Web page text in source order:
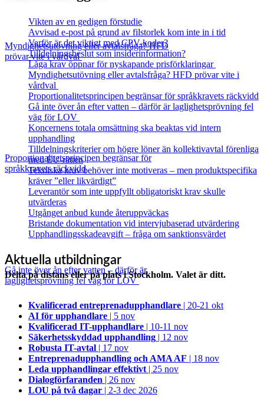
Myndighetsutövning eller avtalsfråga? HFD
prövar vite i vårdval
Proportionalitetsprincipen begränsar för
språkkravets räckvidd
Gå inte över ån efter vatten – därför är
laglighetsprövning fel väg för LOV
Vikten av en gedigen förstudie
Avvisad e-post på grund av filstorlek kom inte in i tid
Varför är det viktigt med CPV-koder?
Tilldelningsbeslut som insiderinformation?
Låga krav öppnar för nyskapande prisförklaringar
Myndighetsutövning eller avtalsfråga? HFD prövar vite i
vårdval
Proportionalitetsprincipen begränsar för språkkravets räckvidd
Gå inte över ån efter vatten – därför är laglighetsprövning fel
väg för LOV
Koncernens totala omsättning ska beaktas vid intern
upphandling
Tilldelningskriterier om högre löner än kollektivavtal förenliga
med EU‑rätten
Tekniska krav behöver inte motiveras – men produktspecifika
kräver ”eller likvärdigt”
Leverantör som inte uppfyllt obligatoriskt krav skulle
utvärderas
Utgånget anbud kunde återuppväckas
Bristande dokumentation vid intervjubaserad utvärdering
Upphandlingsskadeavgift – fråga om sanktionsvärdet
Aktuella utbildningar
Delta på distans eller på plats i Stockholm. Valet är ditt.
Kvalificerad entreprenad­upphandlare | 20-21 okt
AI för upphandlare | 5 nov
Kvalificerad IT-upphandlare | 10-11 nov
Säkerhetsskyddad upphandling | 12 nov
Robusta IT-avtal | 17 nov
Entreprenadupphandling och AMA AF | 18 nov
Leda upphandlingar effektivt | 25 nov
Dialogförfaranden | 26 nov
LOU på två dagar | 2-3 dec 2026